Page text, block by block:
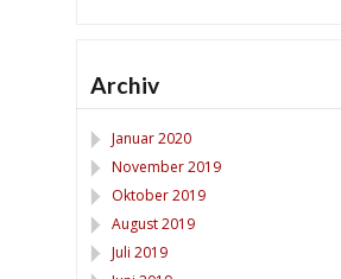
Archiv
Januar 2020
November 2019
Oktober 2019
August 2019
Juli 2019